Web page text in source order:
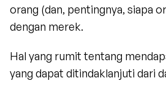
orang (dan, pentingnya, siapa
dengan merek.
Hal yang rumit tentang
yang dapat ditindaklanjuti dari